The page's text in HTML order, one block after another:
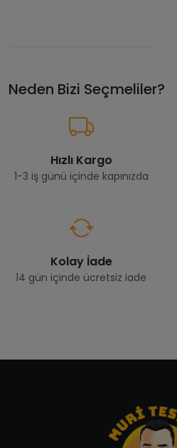
Neden Bizi Seçmeliler?
Hızlı Kargo
1-3 iş günü içinde kapınızda
Kolay İade
14 gün içinde ücretsiz iade